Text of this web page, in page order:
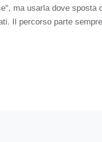
ma usarla dove
Il percorso parte